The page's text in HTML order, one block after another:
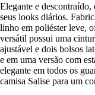
Elegante e descontraído,
seus looks diários.
linho em poliéster leve,
versátil possui uma
ajustável e dois bolsos
e em uma versão com
elegante em todos os
camisa Salise para um